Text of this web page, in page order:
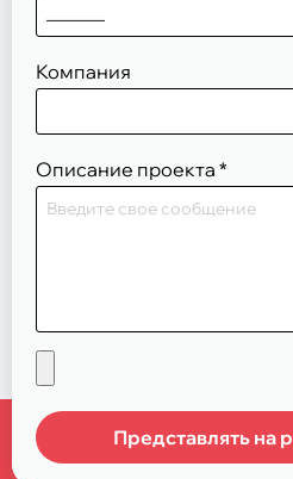
Компания
Описание проекта *
Представлять на